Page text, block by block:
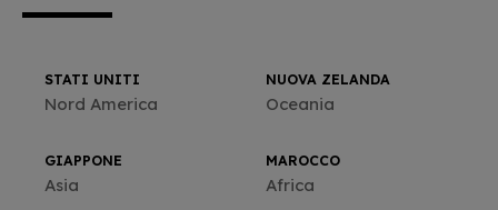
STATI UNITI
Nord America
NUOVA ZELANDA
Oceania
GIAPPONE
Asia
MAROCCO
Africa